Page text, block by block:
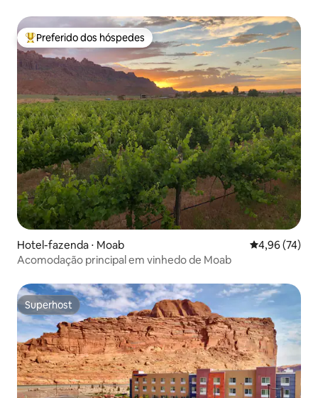
Entre os melhores preferidos dos hóspedes
Preferido dos hóspedes
Hotel-fazenda ⋅ Moab 4,96 de uma
4,96 (74)
Acomodação principal em vinhedo de Moab
Superhost
Superhost